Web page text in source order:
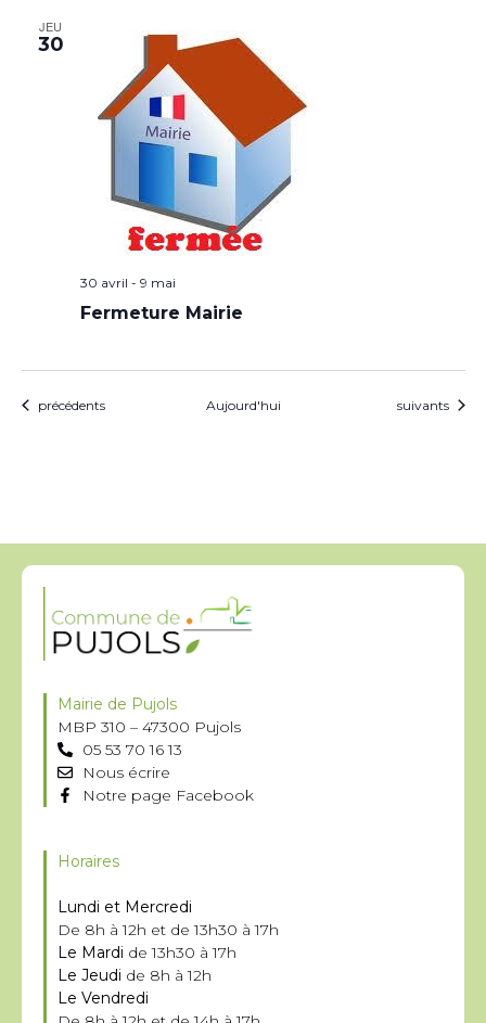
JEU
30
30 avril - 9 mai
Fermeture Mairie
Évènements
précédents Aujourd'hui Évènements
suivants
Mairie de Pujols
MBP 310 – 47300 Pujols
05 53 70 16 13
Nous écrire
Notre page Facebook
Horaires
Lundi et Mercredi
De 8h à 12h et de 13h30 à 17h
Le Mardi de 13h30 à 17h
Le Jeudi de 8h à 12h
Le Vendredi